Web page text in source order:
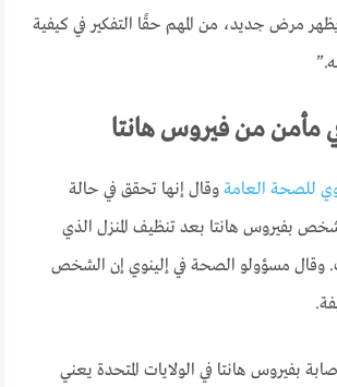
مرض جديد، من المهم حقًا التفكير في كيفية
مأمن من فيروس هانتا
للصحة العامة وقال إنها تحقق في حالة
بفيروس هانتا بعد تنظيف المنزل الذي
وقال مسؤولو الصحة في إلينوي إن الشخص
بفيروس هانتا في الولايات المتحدة يعني